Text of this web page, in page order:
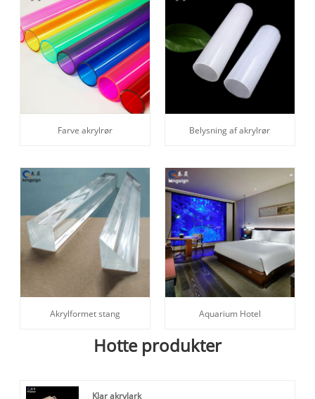
Farve akrylrør Belysning af akrylrør
Akrylformet stang Aquarium Hotel
Hotte produkter
Klar akrylark